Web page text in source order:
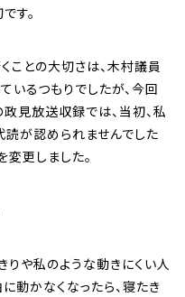
す。
ことの大切さは、木村議員
いるつもりでしたが、今回
見放送収録では、当初、私
読が認められませんでした
更しました。
りや私のような動きにくい人
動かなくなったら、寝たき